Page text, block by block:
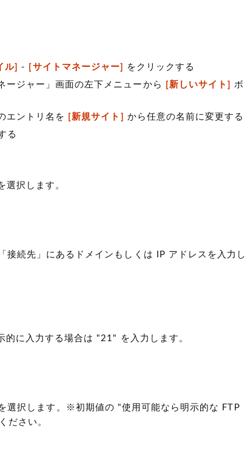
ル] - [サイトマネージャー]
をクリックする
ージャー」画面の左下メニューから
[新しいサイト] ボ
エントリ名を
[新規サイト] から任意の名前に変更する
る
選択します。
接続先」にあるドメインもしくは IP アドレスを入力し
的に入力する場合は "21" を入力します。
選択します。※初期値の "使用可能なら明示的な FTP
ださい。